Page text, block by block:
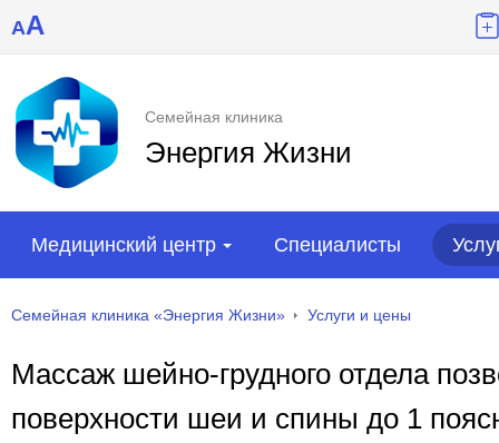
AA
Семейная клиника
Энергия Жизни
Медицинский центр Специалисты
Семейная клиника «Энергия Жизни» Услуги и цены
Массаж шейно-грудного отдела
поверхности шеи и спины до 1